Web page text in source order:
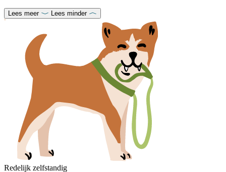
Lees meer Lees minder
Redelijk zelfstandig